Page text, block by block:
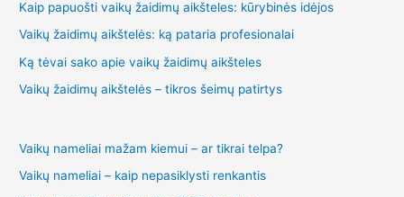
Kaip papuošti vaikų žaidimų aikšteles: kūrybinės idėjos
Vaikų žaidimų aikštelės: ką pataria profesionalai
Ką tėvai sako apie vaikų žaidimų aikšteles
Vaikų žaidimų aikštelės – tikros šeimų patirtys
Vaikų nameliai mažam kiemui – ar tikrai telpa?
Vaikų nameliai – kaip nepasiklysti renkantis